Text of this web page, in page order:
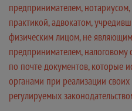
предпринимателем,
практикой, адвокатом,
физическим лицом, не
предпринимателем, налоговому
по почте документов, которые
органами при реализации
регулируемых